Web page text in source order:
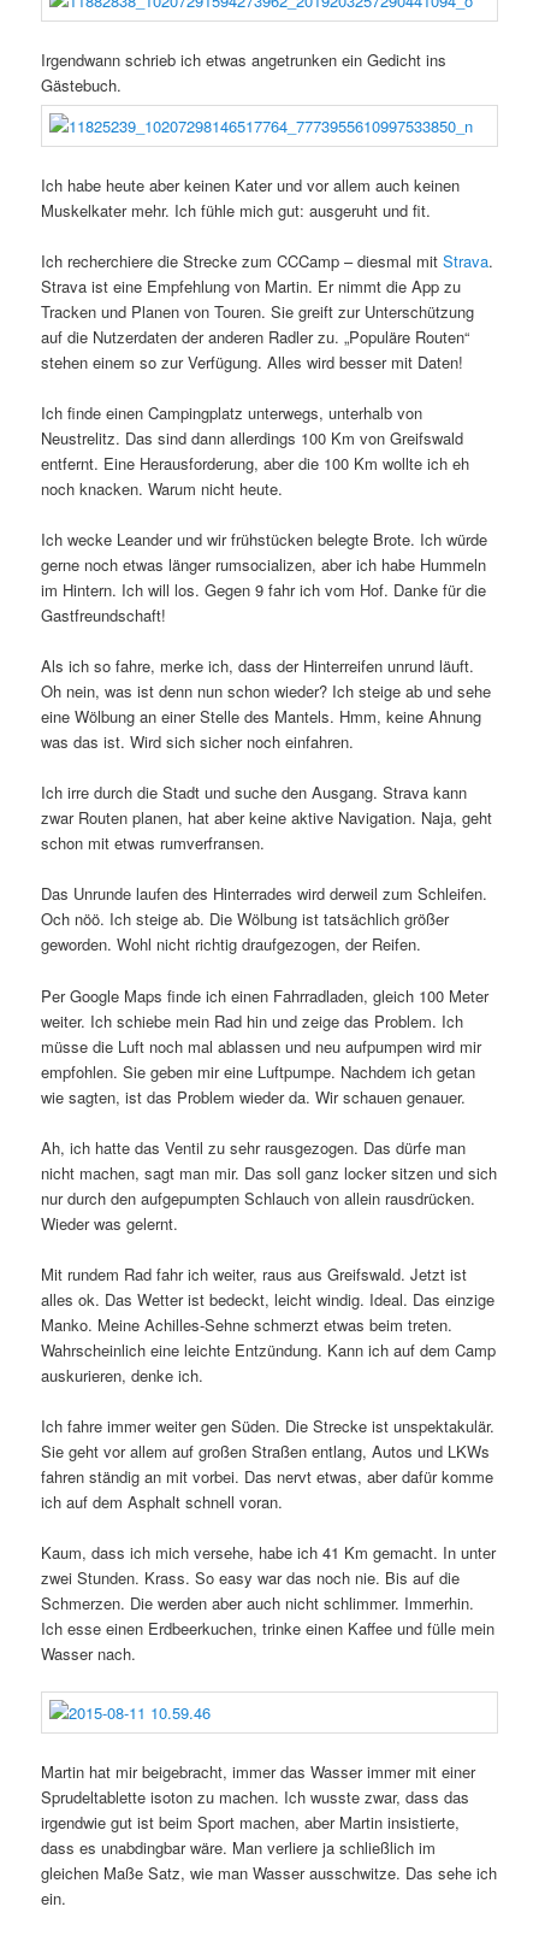
Irgendwann schrieb ich etwas angetrunken ein Gedicht ins
Gästebuch.
Ich habe heute aber keinen Kater und vor allem auch keinen
Muskelkater mehr. Ich fühle mich gut: ausgeruht und fit.
Ich recherchiere die Strecke zum CCCamp – diesmal mitStrava.
Strava ist eine Empfehlung von Martin. Er nimmt die App zu
Tracken und Planen von Touren. Sie greift zur Unterschützung
auf die Nutzerdaten der anderen Radler zu. „Populäre Routen“
stehen einem so zur Verfügung. Alles wird besser mit Daten!
Ich finde einen Campingplatz unterwegs, unterhalb von
Neustrelitz. Das sind dann allerdings 100 Km von Greifswald
entfernt. Eine Herausforderung, aber die 100 Km wollte ich eh
noch knacken. Warum nicht heute.
Ich wecke Leander und wir frühstücken belegte Brote. Ich würde
gerne noch etwas länger rumsocializen, aber ich habe Hummeln
im Hintern. Ich will los. Gegen 9 fahr ich vom Hof. Danke für die
Gastfreundschaft!
Als ich so fahre, merke ich, dass der Hinterreifen unrund läuft.
Oh nein, was ist denn nun schon wieder? Ich steige ab und sehe
eine Wölbung an einer Stelle des Mantels. Hmm, keine Ahnung
was das ist. Wird sich sicher noch einfahren.
Ich irre durch die Stadt und suche den Ausgang. Strava kann
zwar Routen planen, hat aber keine aktive Navigation. Naja, geht
schon mit etwas rumverfransen.
Das Unrunde laufen des Hinterrades wird derweil zum Schleifen.
Och nöö. Ich steige ab. Die Wölbung ist tatsächlich größer
geworden. Wohl nicht richtig draufgezogen, der Reifen.
Per Google Maps finde ich einen Fahrradladen, gleich 100 Meter
weiter. Ich schiebe mein Rad hin und zeige das Problem. Ich
müsse die Luft noch mal ablassen und neu aufpumpen wird mir
empfohlen. Sie geben mir eine Luftpumpe. Nachdem ich getan
wie sagten, ist das Problem wieder da. Wir schauen genauer.
Ah, ich hatte das Ventil zu sehr rausgezogen. Das dürfe man
nicht machen, sagt man mir. Das soll ganz locker sitzen und sich
nur durch den aufgepumpten Schlauch von allein rausdrücken.
Wieder was gelernt.
Mit rundem Rad fahr ich weiter, raus aus Greifswald. Jetzt ist
alles ok. Das Wetter ist bedeckt, leicht windig. Ideal. Das einzige
Manko. Meine Achilles-Sehne schmerzt etwas beim treten.
Wahrscheinlich eine leichte Entzündung. Kann ich auf dem Camp
auskurieren, denke ich.
Ich fahre immer weiter gen Süden. Die Strecke ist unspektakulär.
Sie geht vor allem auf großen Straßen entlang, Autos und LKWs
fahren ständig an mit vorbei. Das nervt etwas, aber dafür komme
ich auf dem Asphalt schnell voran.
Kaum, dass ich mich versehe, habe ich 41 Km gemacht. In unter
zwei Stunden. Krass. So easy war das noch nie. Bis auf die
Schmerzen. Die werden aber auch nicht schlimmer. Immerhin.
Ich esse einen Erdbeerkuchen, trinke einen Kaffee und fülle mein
Wasser nach.
Martin hat mir beigebracht, immer das Wasser immer mit einer
Sprudeltablette isoton zu machen. Ich wusste zwar, dass das
irgendwie gut ist beim Sport machen, aber Martin insistierte,
dass es unabdingbar wäre. Man verliere ja schließlich im
gleichen Maße Satz, wie man Wasser ausschwitze. Das sehe ich
ein.